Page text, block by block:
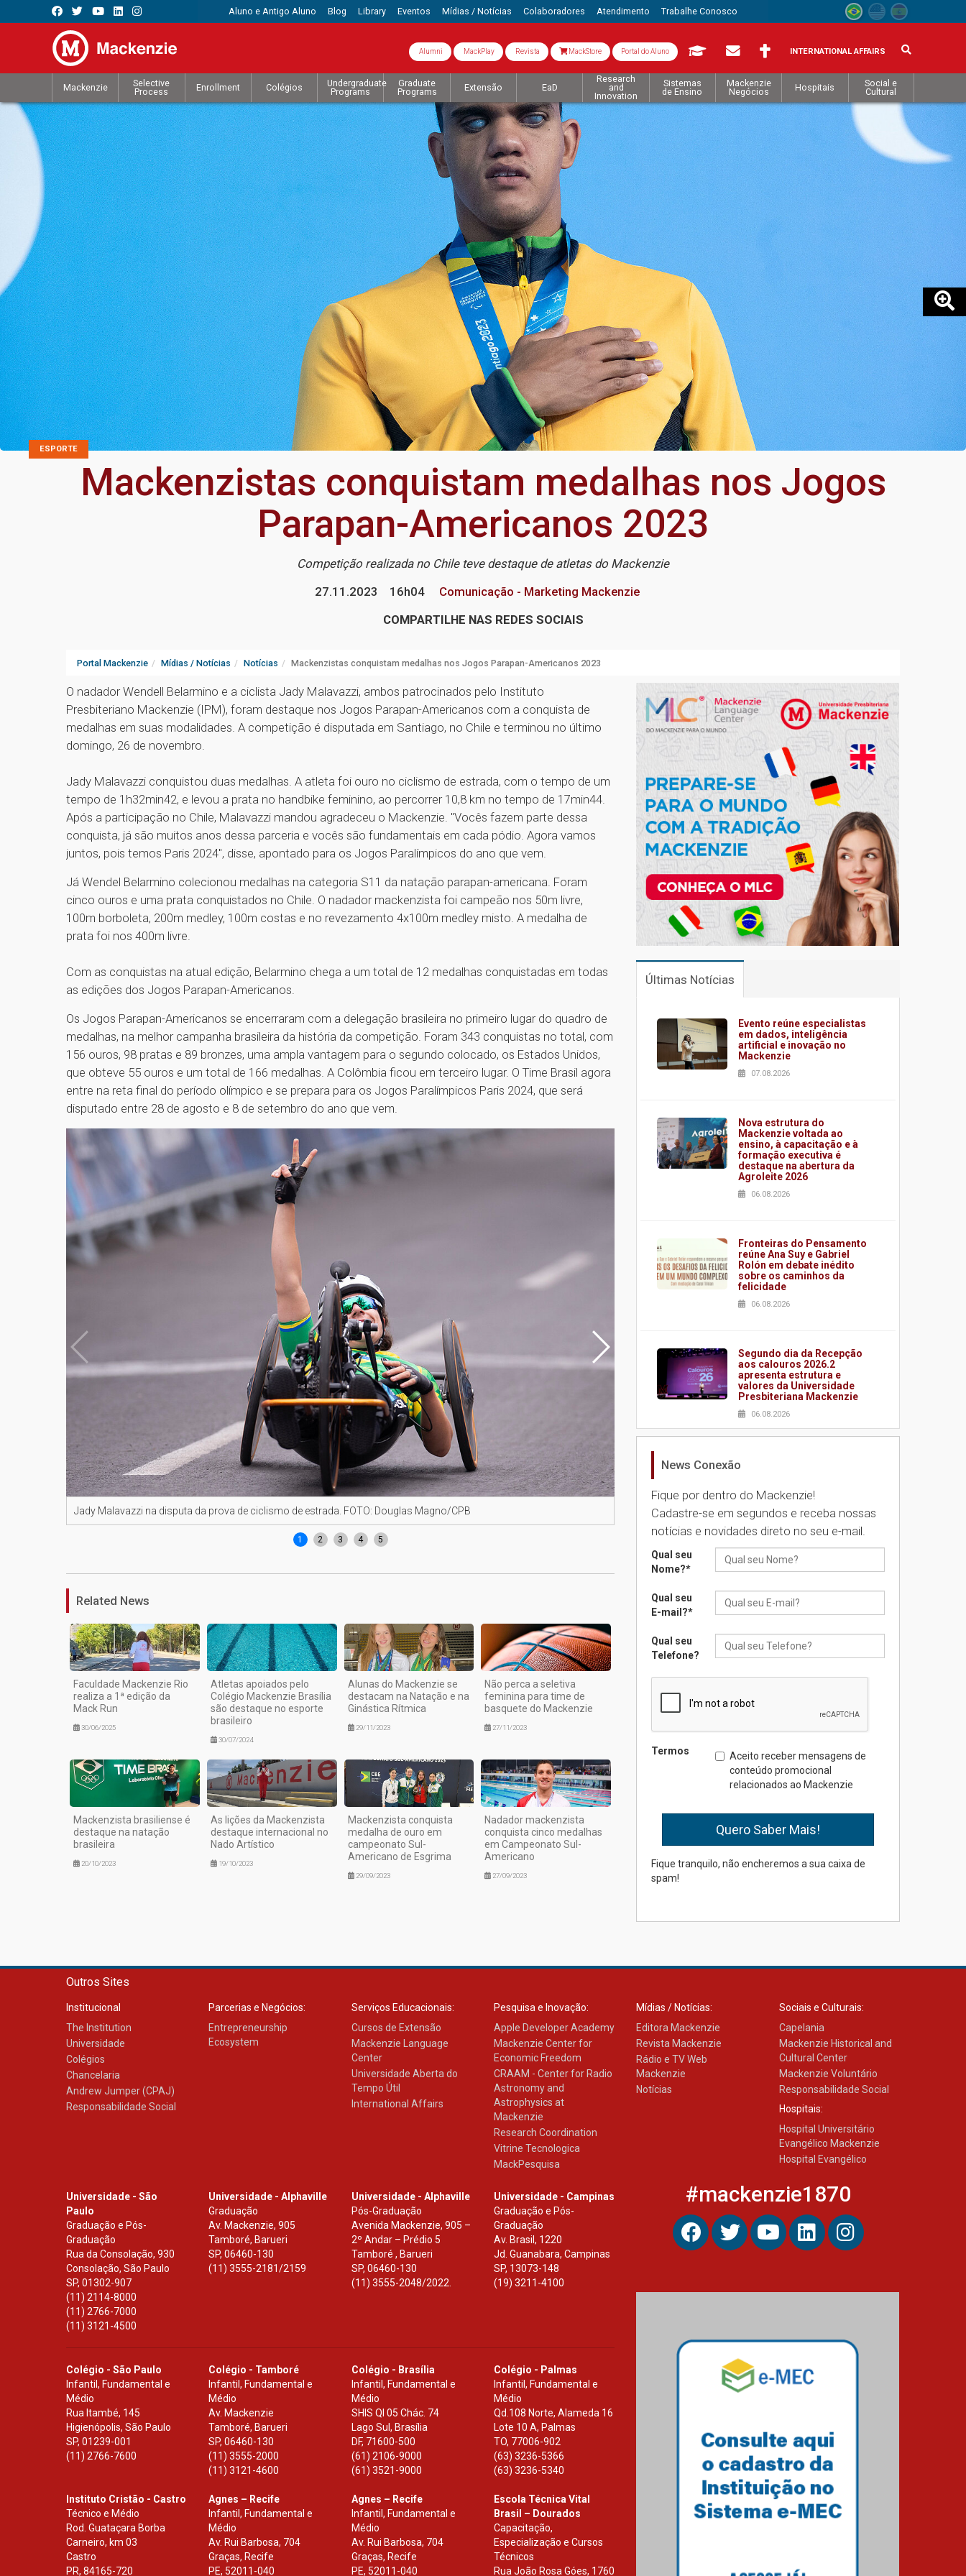
Aluno e Antigo Aluno Blog Library Eventos Mídias / Notícias Colaboradores Atendimento Trabalhe Conosco
Alumni MackPlay Revista MackStore Portal do Aluno INTERNATIONAL AFFAIRS
Mackenzie
Selective
Process
Enrollment Colégios
Undergraduate
Programs
Graduate
Programs
Extensão EaD
Research
and
Innovation
Sistemas
de Ensino
Mackenzie
Negócios
Hospitais
Social e
Cultural
ESPORTE
Mackenzistas conquistam medalhas nos Jogos
Parapan-Americanos 2023
Competição realizada no Chile teve destaque de atletas do Mackenzie
27.11.2023
16h04
Comunicação - Marketing Mackenzie
COMPARTILHE NAS REDES SOCIAIS
Portal Mackenzie Mídias / Notícias Notícias Mackenzistas conquistam medalhas nos Jogos Parapan-Americanos 2023
O nadador Wendell Belarmino e a ciclista Jady Malavazzi, ambos patrocinados pelo Instituto
Presbiteriano Mackenzie (IPM), foram destaque nos Jogos Parapan-Americanos com a conquista de
medalhas em suas modalidades. A competição é disputada em Santiago, no Chile e terminou no último
domingo, 26 de novembro.
Jady Malavazzi conquistou duas medalhas. A atleta foi ouro no ciclismo de estrada, com o tempo de um
tempo de 1h32min42, e levou a prata no handbike feminino, ao percorrer 10,8 km no tempo de 17min44.
Após a participação no Chile, Malavazzi mandou agradeceu o Mackenzie. "Vocês fazem parte dessa
conquista, já são muitos anos dessa parceria e vocês são fundamentais em cada pódio. Agora vamos
juntos, pois temos Paris 2024", disse, apontado para os Jogos Paralímpicos do ano que vem.
Já Wendel Belarmino colecionou medalhas na categoria S11 da natação parapan-americana. Foram
cinco ouros e uma prata conquistados no Chile. O nadador mackenzista foi campeão nos 50m livre,
100m borboleta, 200m medley, 100m costas e no revezamento 4x100m medley misto. A medalha de
prata foi nos 400m livre.
Com as conquistas na atual edição, Belarmino chega a um total de 12 medalhas conquistadas em todas
as edições dos Jogos Parapan-Americanos.
Os Jogos Parapan-Americanos se encerraram com a delegação brasileira no primeiro lugar do quadro de
medalhas, na melhor campanha brasileira da história da competição. Foram 343 conquistas no total, com
156 ouros, 98 pratas e 89 bronzes, uma ampla vantagem para o segundo colocado, os Estados Unidos,
que obteve 55 ouros e um total de 166 medalhas. A Colômbia ficou em terceiro lugar. O Time Brasil agora
entre na reta final do período olímpico e se prepara para os Jogos Paralímpicos Paris 2024, que será
disputado entre 28 de agosto e 8 de setembro do ano que vem.
Jady Malavazzi na disputa da prova de ciclismo de estrada. FOTO: Douglas Magno/CPB Jady Malavazzi na disputa da prova de ciclismo de estrada. FOTO: Douglas
1 2 3 4 5
Related News
Faculdade Mackenzie Rio
realiza a 1ª edição da
Mack Run
30/06/2025
Atletas apoiados pelo
Colégio Mackenzie Brasília
são destaque no esporte
brasileiro
30/07/2024
Alunas do Mackenzie se
destacam na Natação e na
Ginástica Rítmica
29/11/2023
Não perca a seletiva
feminina para time de
basquete do Mackenzie
27/11/2023
Mackenzista brasiliense é
destaque na natação
brasileira
20/10/2023
As lições da Mackenzista
destaque internacional no
Nado Artístico
19/10/2023
Mackenzista conquista
medalha de ouro em
campeonato Sul-
Americano de Esgrima
29/09/2023
Nadador mackenzista
conquista cinco medalhas
em Campeonato Sul-
Americano
27/09/2023
Últimas Notícias
Evento reúne especialistas
em dados, inteligência
artificial e inovação no
Mackenzie
07.08.2026
Nova estrutura do
Mackenzie voltada ao
ensino, à capacitação e à
formação executiva é
destaque na abertura da
Agroleite 2026
06.08.2026
Fronteiras do Pensamento
reúne Ana Suy e Gabriel
Rolón em debate inédito
sobre os caminhos da
felicidade
06.08.2026
Segundo dia da Recepção
aos calouros 2026.2
apresenta estrutura e
valores da Universidade
Presbiteriana Mackenzie
06.08.2026
Nova apresentação do
brasileira
05.08.2026
Universidade Mackenzie
realizará nova edição da
05.08.2026
Seminário discute desafios
das novas tecnologias em
04.08.2026
Mackenzie recepciona os
calouros do segundo
semestre de 2026
04.08.2026
Brasília prepara seus
estudantes para o PAS antes
mesmo do Ensino Médio
News Conexão
Fique por dentro do Mackenzie!
Cadastre-se em segundos e receba nossas
notícias e novidades direto no seu e-mail.
Qual seu
Nome?*
Qual seu
E-mail?*
Qual seu
Telefone?
Termos
Aceito receber mensagens de
conteúdo promocional
relacionados ao Mackenzie
Fique tranquilo, não encheremos a sua caixa de
spam!
Outros Sites
Institucional
The Institution
Universidade
Colégios
Chancelaria
Andrew Jumper (CPAJ)
Responsabilidade Social
Parcerias e Negócios:
Entrepreneurship
Ecosystem
Serviços Educacionais:
Cursos de Extensão
Mackenzie Language
Center
Universidade Aberta do
Tempo Útil
International Affairs
Pesquisa e Inovação:
Apple Developer Academy
Mackenzie Center for
Economic Freedom
CRAAM - Center for Radio
Astronomy and
Astrophysics at
Mackenzie
Research Coordination
Vitrine Tecnologica
MackPesquisa
Mídias / Notícias:
Editora Mackenzie
Revista Mackenzie
Rádio e TV Web
Mackenzie
Notícias
Sociais e Culturais:
Capelania
Mackenzie Historical and
Cultural Center
Mackenzie Voluntário
Responsabilidade Social
Hospitais:
Hospital Universitário
Evangélico Mackenzie
Hospital Evangélico
Universidade - São
Paulo
Graduação e Pós-
Graduação
Rua da Consolação, 930
Consolação, São Paulo
SP, 01302-907
(11) 2114-8000
(11) 2766-7000
(11) 3121-4500
Universidade - Alphaville
Graduação
Av. Mackenzie, 905
Tamboré, Barueri
SP,06460-130
(11) 3555-2181/2159
Universidade - Alphaville
Pós-Graduação
Avenida Mackenzie, 905 –
2º Andar – Prédio 5
Tamboré , Barueri
SP, 06460-130
(11) 3555-2048/2022.
Universidade - Campinas
Graduação e Pós-
Graduação
Av. Brasil, 1220
Jd. Guanabara, Campinas
SP, 13073-148
(19) 3211-4100
Colégio - São Paulo
Infantil, Fundamental e
Médio
Rua Itambé, 145
Higienópolis, São Paulo
SP, 01239-001
(11) 2766-7600
Colégio - Tamboré
Infantil, Fundamental e
Médio
Av. Mackenzie
Tamboré, Barueri
SP,06460-130
(11) 3555-2000
(11) 3121-4600
Colégio - Brasília
Infantil, Fundamental e
Médio
SHIS Ql 05 Chác. 74
Lago Sul, Brasília
DF, 71600-500
(61) 2106-9000
(61) 3521-9000
Colégio - Palmas
Infantil, Fundamental e
Médio
Qd.108 Norte, Alameda 16
Lote 10 A, Palmas
TO, 77006-902
(63) 3236-5366
(63) 3236-5340
Instituto Cristão - Castro
Técnico e Médio
Rod. Guataçara Borba
Carneiro, km 03
Castro
PR, 84165-720
Agnes – Recife
Infantil, Fundamental e
Médio
Av. Rui Barbosa, 704
Graças, Recife
PE, 52011-040
Agnes – Recife
Infantil, Fundamental e
Médio
Av. Rui Barbosa, 704
Graças, Recife
PE, 52011-040
Escola Técnica Vital
Brasil – Dourados
Capacitação,
Especialização e Cursos
Técnicos
Rua João Rosa Góes, 1760
#mackenzie1870